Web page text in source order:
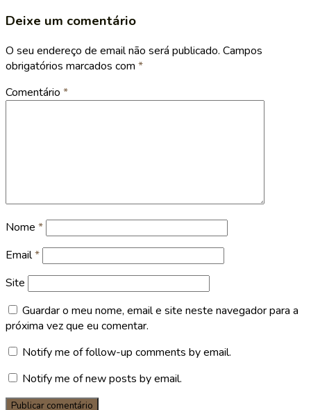
Deixe um comentário
O seu endereço de email não será publicado. Campos
obrigatórios marcados com *
Comentário *
Nome *
Email*
Site
Guardar o meu nome, email e site neste navegador para a
próxima vez que eu comentar.
Notify me of follow-up comments by email.
Notify me of new posts by email.